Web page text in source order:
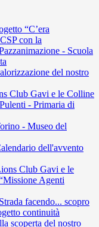
“C’era
con la
- Scuola
del nostro
Club Gavi e le Colline
- Primaria di
- Museo del
dell'avvento
Club Gavi e le
Agenti
facendo... scopro
continuità
scoperta del nostro